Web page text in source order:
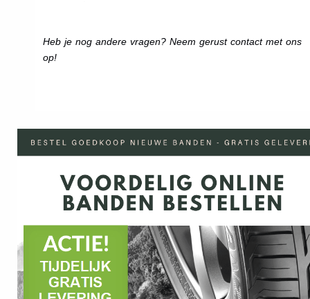
Heb je nog andere vragen? Neem gerust contact met ons
op!